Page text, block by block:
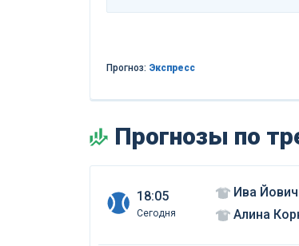
Прогноз: Экспресс
Прогнозы по
18:05
Сегодня
Ива Йович
Алина